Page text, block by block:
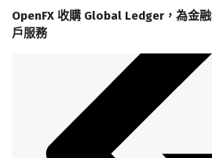
OpenFX 收購 Global Ledger，為金
戶服務